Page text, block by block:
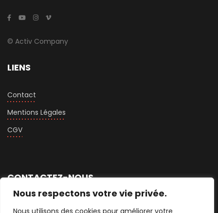
Nous respectons votre vie privée.
Nous utilisons des cookies pour améliorer votre
© Activ Company
LIENS
Contact
Mentions Légales
CGV
CONTACTEZ-NOUS